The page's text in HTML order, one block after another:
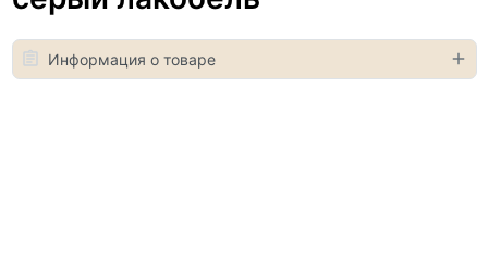
Информация о товаре